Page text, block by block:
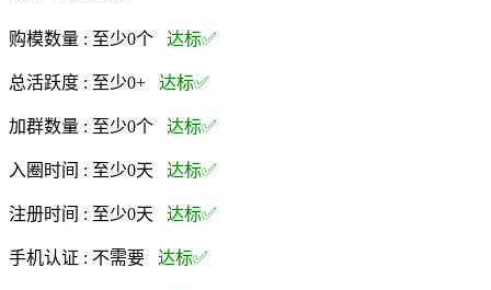
购模数量 : 至少0个 达标✅
总活跃度 : 至少0+ 达标✅
加群数量 : 至少0个 达标✅
入圈时间 : 至少0天 达标✅
注册时间 : 至少0天 达标✅
手机认证 : 不需要 达标✅